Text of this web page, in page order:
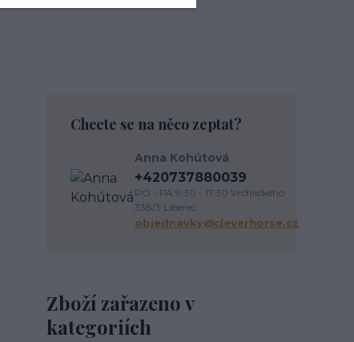
Zboží zařazeno v
kategoriích
Chcete se na něco zeptat?
Anna Kohútová
+420737880039
PO - PÁ 9.30 - 17.30 Vrchlického
338/3 Liberec
objednavky@cleverhorse.cz